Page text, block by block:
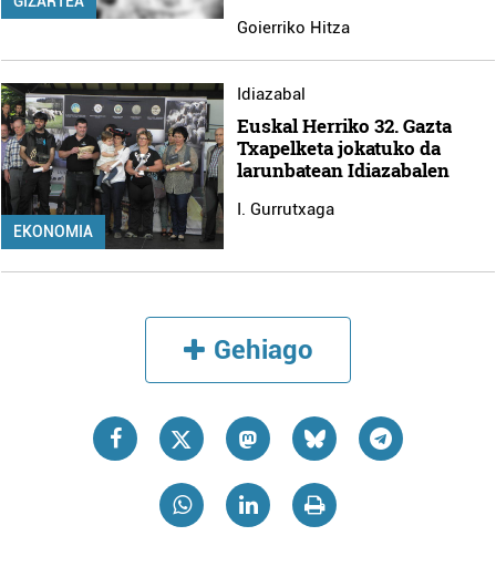
Goierriko Hitza
EKONOMIA
Idiazabal
Euskal Herriko 32. Gazta
Txapelketa jokatuko da
larunbatean Idiazabalen
I. Gurrutxaga
Gehiago